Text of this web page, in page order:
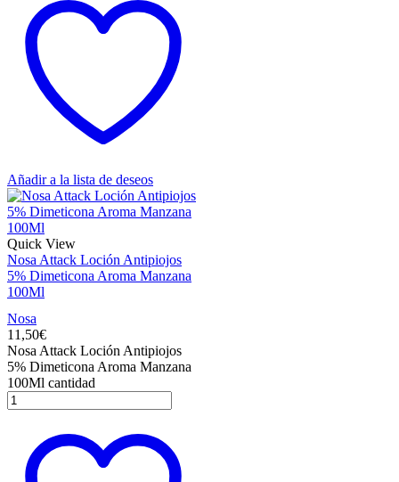
Añadir a la lista de deseos
Quick View
Nosa Attack Loción Antipiojos
5% Dimeticona Aroma Manzana
100Ml
Nosa
11,50€
Nosa Attack Loción Antipiojos
5% Dimeticona Aroma Manzana
100Ml cantidad